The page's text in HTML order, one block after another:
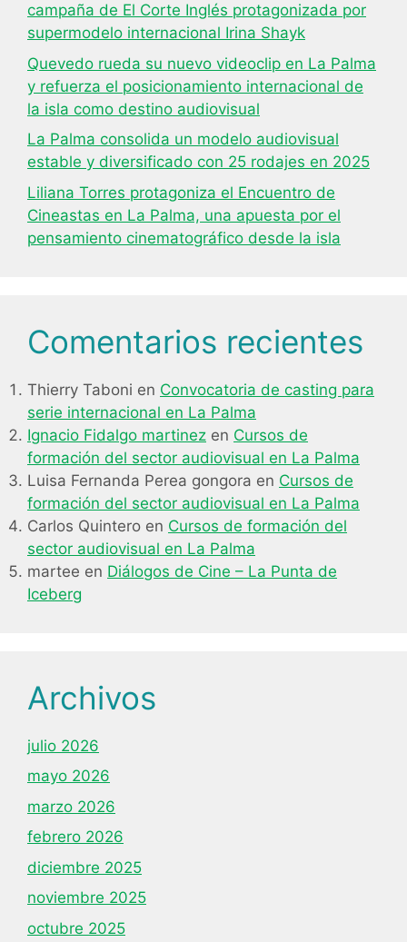
campaña de El Corte Inglés protagonizada por
supermodelo internacional Irina Shayk
Quevedo rueda su nuevo videoclip en La Palma
y refuerza el posicionamiento internacional de
la isla como destino audiovisual
La Palma consolida un modelo audiovisual
estable y diversificado con 25 rodajes en 2025
Liliana Torres protagoniza el Encuentro de
Cineastas en La Palma, una apuesta por el
pensamiento cinematográfico desde la isla
Comentarios recientes
Thierry Taboni en Convocatoria de casting para
serie internacional en La Palma
Ignacio Fidalgo martinez en Cursos de
formación del sector audiovisual en La Palma
Luisa Fernanda Perea gongora en Cursos de
formación del sector audiovisual en La Palma
Carlos Quintero en Cursos de formación del
sector audiovisual en La Palma
martee en Diálogos de Cine – La Punta de
Iceberg
Archivos
julio 2026
mayo 2026
marzo 2026
febrero 2026
diciembre 2025
noviembre 2025
octubre 2025